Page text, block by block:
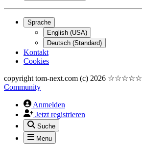
Sprache
English (USA)
Deutsch (Standard)
Kontakt
Cookies
copyright tom-next.com (c) 2026 ☆☆☆☆☆
Community
Anmelden
Jetzt registrieren
Suche
Menu